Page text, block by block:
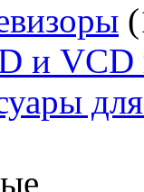
и VCD